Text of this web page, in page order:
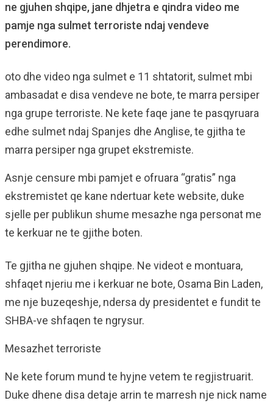
ne gjuhen shqipe, jane dhjetra e qindra video me
pamje nga sulmet terroriste ndaj vendeve
perendimore.
oto dhe video nga sulmet e 11 shtatorit, sulmet mbi
ambasadat e disa vendeve ne bote, te marra persiper
nga grupe terroriste. Ne kete faqe jane te pasqyruara
edhe sulmet ndaj Spanjes dhe Anglise, te gjitha te
marra persiper nga grupet ekstremiste.
Asnje censure mbi pamjet e ofruara “gratis” nga
ekstremistet qe kane ndertuar kete website, duke
sjelle per publikun shume mesazhe nga personat me
te kerkuar ne te gjithe boten.
Te gjitha ne gjuhen shqipe. Ne videot e montuara,
shfaqet njeriu me i kerkuar ne bote, Osama Bin Laden,
me nje buzeqeshje, ndersa dy presidentet e fundit te
SHBA-ve shfaqen te ngrysur.
Mesazhet terroriste
Ne kete forum mund te hyjne vetem te regjistruarit.
Duke dhene disa detaje arrin te marresh nje nick name